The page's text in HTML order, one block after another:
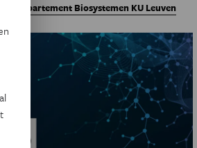
Departement Biosystemen KU Leuven